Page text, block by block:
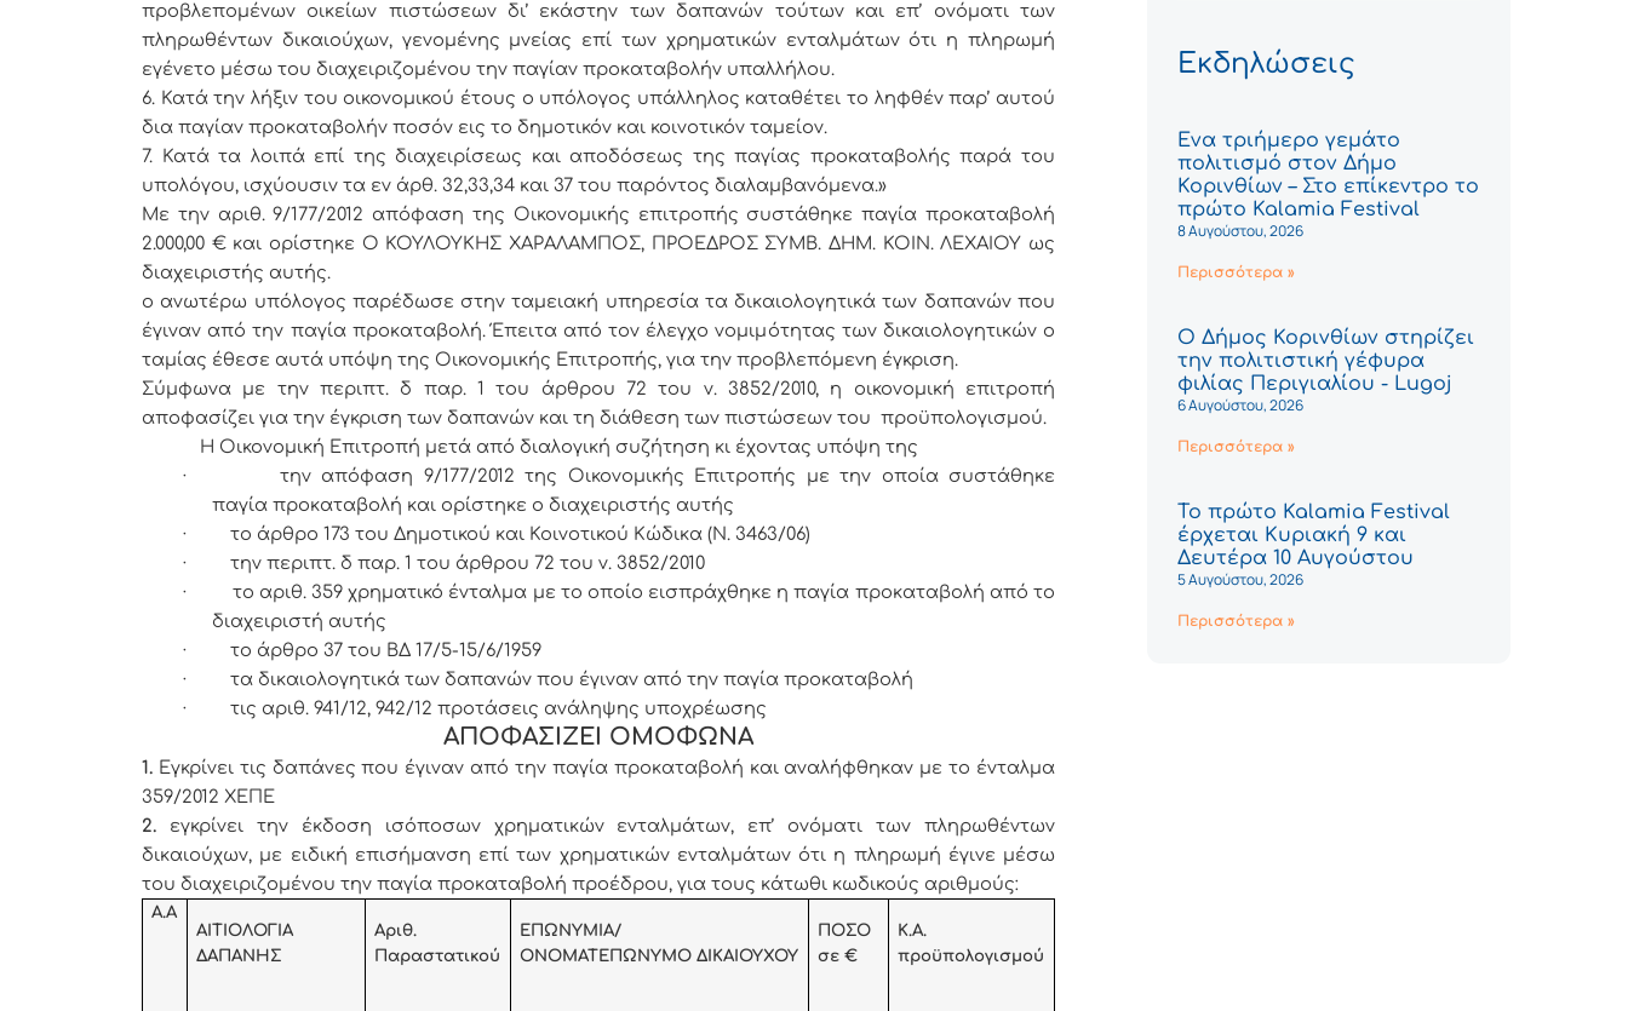
προβλεπομένων οικείων πιστώσεων δι’ εκάστην των δαπανών τούτων και επ’ ονόματι των
πληρωθέντων δικαιούχων, γενομένης μνείας επί των χρηματικών ενταλμάτων ότι η πληρωμή
εγένετο μέσω του διαχειριζομένου την παγίαν προκαταβολήν υπαλλήλου.
6. Κατά την λήξιν του οικονομικού έτους ο υπόλογος υπάλληλος καταθέτει το ληφθέν παρ’ αυτού
δια παγίαν προκαταβολήν ποσόν εις το δημοτικόν και κοινοτικόν ταμείον.
7. Κατά τα λοιπά επί της διαχειρίσεως και αποδόσεως της παγίας προκαταβολής παρά του
υπολόγου, ισχύουσιν τα εν άρθ. 32,33,34 και 37 του παρόντος διαλαμβανόμενα.»
Με την αριθ. 9/177/2012 απόφαση της Οικονομικής επιτροπής συστάθηκε παγία προκαταβολή
2.000,00 € και ορίστηκε O ΚΟΥΛΟΥΚΗΣ ΧΑΡΑΛΑΜΠΟΣ, ΠΡΟΕΔΡΟΣ ΣΥΜΒ. ΔΗΜ. ΚΟΙΝ. ΛΕΧΑΙΟΥ ως
διαχειριστής αυτής.
ο ανωτέρω υπόλογος παρέδωσε στην ταμειακή υπηρεσία τα δικαιολογητικά των δαπανών που
έγιναν από την παγία προκαταβολή. Έπειτα από τον έλεγχο νομιμότητας των δικαιολογητικών ο
ταμίας έθεσε αυτά υπόψη της Οικονομικής Επιτροπής, για την προβλεπόμενη έγκριση.
Σύμφωνα με την περιπτ. δ παρ. 1 του άρθρου 72 του ν. 3852/2010, η οικονομική επιτροπή
αποφασίζει για την έγκριση των δαπανών και τη διάθεση των πιστώσεων του προϋπολογισμού.
Η Οικονομική Επιτροπή μετά από διαλογική συζήτηση κι έχοντας υπόψη της
·
την απόφαση 9/177/2012 της Οικονομικής Επιτροπής με την οποία συστάθηκε
παγία προκαταβολή και ορίστηκε ο διαχειριστής αυτής
·
το άρθρο 173 του Δημοτικού και Κοινοτικού Κώδικα (Ν. 3463/06)
·
την περιπτ. δ παρ. 1 του άρθρου 72 του ν. 3852/2010
·
το αριθ. 359 χρηματικό ένταλμα με το οποίο εισπράχθηκε η παγία προκαταβολή από το
διαχειριστή αυτής
·
το άρθρο 37 του ΒΔ 17/5-15/6/1959
·
τα δικαιολογητικά των δαπανών που έγιναν από την παγία προκαταβολή
·
τις αριθ. 941/12, 942/12 προτάσεις ανάληψης υποχρέωσης
ΑΠΟΦΑΣΙΖΕΙ ΟΜΟΦΩΝΑ
1. Εγκρίνει τις δαπάνες που έγιναν από την παγία προκαταβολή και αναλήφθηκαν με το ένταλμα
359/2012 ΧΕΠΕ
2. εγκρίνει την έκδοση ισόποσων χρηματικών ενταλμάτων, επ’ ονόματι των πληρωθέντων
δικαιούχων, με ειδική επισήμανση επί των χρηματικών ενταλμάτων ότι η πληρωμή έγινε μέσω
του διαχειριζομένου την παγία προκαταβολή προέδρου, για τους κάτωθι κωδικούς αριθμούς:
Α.Α
ΑΙΤΙΟΛΟΓΙΑ
ΔΑΠΑΝΗΣ
Αριθ.
Παραστατικού
ΕΠΩΝΥΜΙΑ/
ΟΝΟΜΑΤΕΠΩΝΥΜΟ ΔΙΚΑΙΟΥΧΟΥ
ΠΟΣΟ
σε €
Κ.Α.
προϋπολογισμού
Εκδηλώσεις
Ένα τριήμερο γεμάτο
πολιτισμό στον Δήμο
Κορινθίων – Στο επίκεντρο το
πρώτο Kalamia Festival
8 Αυγούστου, 2026
Περισσότερα »
Ο Δήμος Κορινθίων στηρίζει
την πολιτιστική γέφυρα
φιλίας Περιγιαλίου - Lugoj
6 Αυγούστου, 2026
Περισσότερα »
Το πρώτο Kalamia Festival
έρχεται Κυριακή 9 και
Δευτέρα 10 Αυγούστου
5 Αυγούστου, 2026
Περισσότερα »